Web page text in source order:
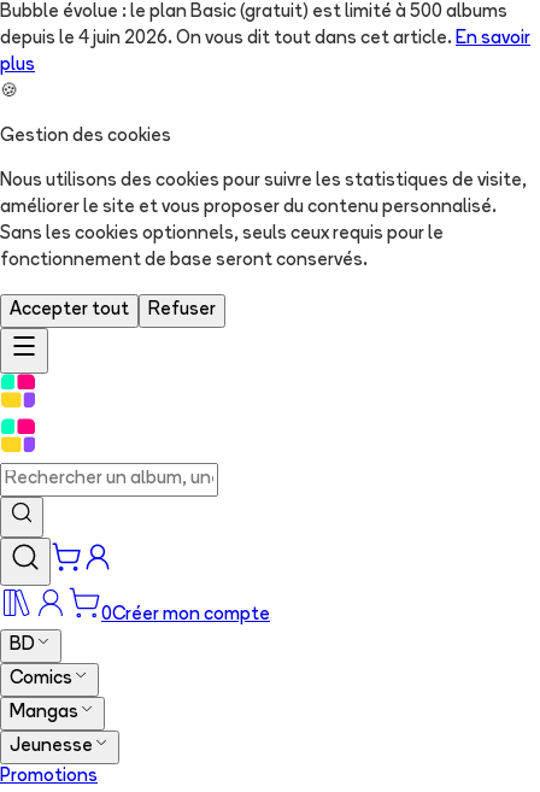
Bubble évolue : le plan Basic (gratuit) est limité à 500 albums
depuis le 4 juin 2026. On vous dit tout dans cet article. En savoir
plus
🍪
Gestion des cookies
Nous utilisons des cookies pour suivre les statistiques de visite,
améliorer le site et vous proposer du contenu personnalisé.
Sans les cookies optionnels, seuls ceux requis pour le
fonctionnement de base seront conservés.
Accepter tout Refuser
0Créer mon compte
BD
Comics
Mangas
Jeunesse
Promotions